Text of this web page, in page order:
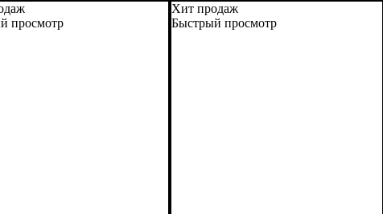
просмотр
Хит продаж
Быстрый просмотр